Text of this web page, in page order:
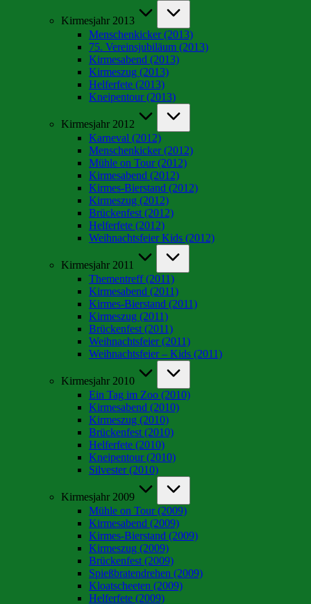
Kirmesjahr 2013
Menschenkicker (2013)
75. Vereinsjubiläum (2013)
Kirmesabend (2013)
Kirmeszug (2013)
Helferfete (2013)
Kneipentour (2013)
Kirmesjahr 2012
Karneval (2012)
Menschenkicker (2012)
Mühle on Tour (2012)
Kirmesabend (2012)
Kirmes-Bierstand (2012)
Kirmeszug (2012)
Brückenfest (2012)
Helferfete (2012)
Weihnachtsfeier Kids (2012)
Kirmesjahr 2011
Thementreff (2011)
Kirmesabend (2011)
Kirmes-Bierstand (2011)
Kirmeszug (2011)
Brückenfest (2011)
Weihnachtsfeier (2011)
Weihnachtsfeier – Kids (2011)
Kirmesjahr 2010
Ein Tag im Zoo (2010)
Kirmesabend (2010)
Kirmeszug (2010)
Brückenfest (2010)
Helferfete (2010)
Kneipentour (2010)
Silvester (2010)
Kirmesjahr 2009
Mühle on Tour (2009)
Kirmesabend (2009)
Kirmes-Bierstand (2009)
Kirmeszug (2009)
Brückenfest (2009)
Spießbratendrehen (2009)
Kloatscheeten (2009)
Helferfete (2009)